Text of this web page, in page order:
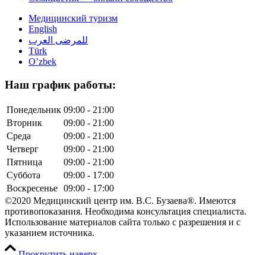
Медицинский туризм
English
للمرضى العرب
Türk
O’zbek
Наш график работы:
Понедельник 09:00 - 21:00
Вторник
09:00 - 21:00
Среда
09:00 - 21:00
Четверг
09:00 - 21:00
Пятница
09:00 - 21:00
Суббота
09:00 - 17:00
Воскресенье 09:00 - 17:00
©2020 Медицинский центр им. В.С. Бузаева®. Имеются
противопоказания. Необходима консультация специалиста.
Использование материалов сайта только с разрешения и с
указанием источника.